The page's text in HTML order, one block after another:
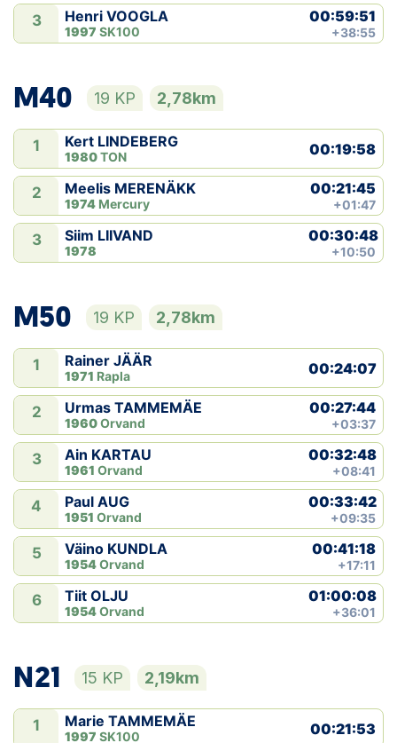
3 Henri VOOGLA
1997 SK100
00:59:51
+38:55
M40 19 KP 2,78km
1 Kert LINDEBERG
1980TON 00:19:58
2 Meelis MERENÄKK
1974 Mercury
00:21:45
+01:47
3 Siim LIIVAND
1978
00:30:48
+10:50
M50 19 KP 2,78km
1 Rainer JÄÄR
1971 Rapla 00:24:07
2 Urmas TAMMEMÄE
1960Orvand
00:27:44
+03:37
3 Ain KARTAU
1961 Orvand
00:32:48
+08:41
4 Paul AUG
1951 Orvand
00:33:42
+09:35
5 Väino KUNDLA
1954Orvand
00:41:18
+17:11
6 Tiit OLJU
1954Orvand
01:00:08
+36:01
N21 15 KP 2,19km
1 Marie TAMMEMÄE
1997 SK100 00:21:53